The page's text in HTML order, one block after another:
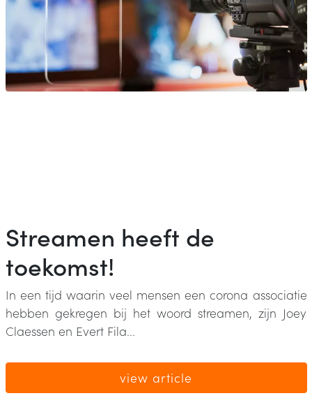
Streamen heeft de
toekomst!
In een tijd waarin veel mensen een corona associatie
hebben gekregen bij het woord streamen, zijn Joey
Claessen en Evert Fila...
view article